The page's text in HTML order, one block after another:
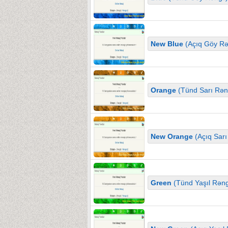
New Blue(Açıq Göy
Orange(Tünd Sarı
New Orange(Açıq
Green (Tünd Yaşıl